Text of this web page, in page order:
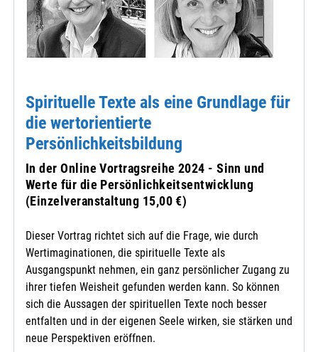
Spirituelle Texte als eine Grundlage für
die wertorientierte
Persönlichkeitsbildung
In der Online Vortragsreihe 2024 - Sinn und
Werte für die Persönlichkeitsentwicklung
(Einzelveranstaltung 15,00 €)
Dieser Vortrag richtet sich auf die Frage, wie durch
Wertimaginationen, die spirituelle Texte als
Ausgangspunkt nehmen, ein ganz persönlicher Zugang zu
ihrer tiefen Weisheit gefunden werden kann. So können
sich die Aussagen der spirituellen Texte noch besser
entfalten und in der eigenen Seele wirken, sie stärken und
neue Perspektiven eröffnen.